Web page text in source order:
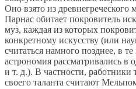
Оно взято из древнегреческого
Парнас обитает покровитель
муз, каждая из которых
конкретному искусству (или
считаться намного позднее, в
астрономия рассматривались в
и т. д.). В частности, работники
своего таланта считают